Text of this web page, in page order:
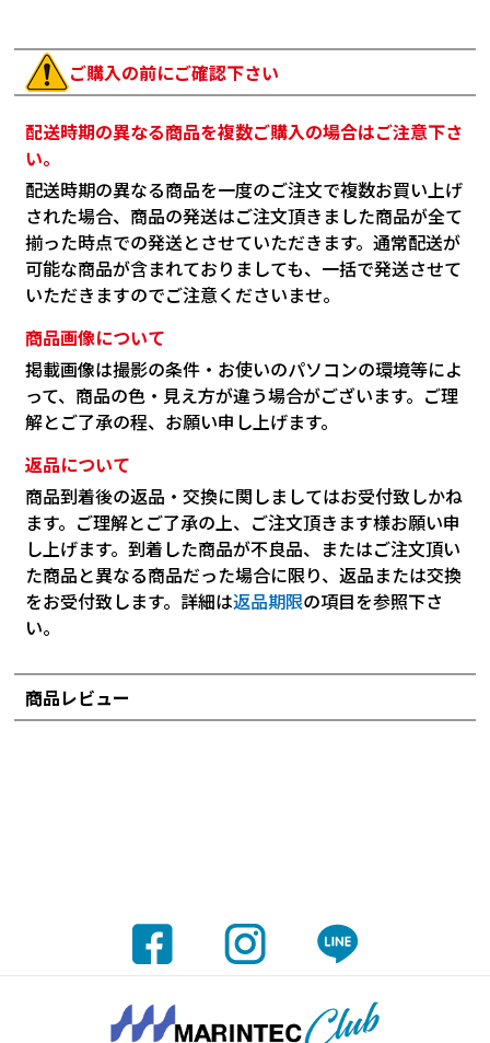
ご購入の前にご確認下さい
配送時期の異なる商品を複数ご購入の場合はご注意下さ
い。
配送時期の異なる商品を一度のご注文で複数お買い上げ
された場合、商品の発送はご注文頂きました商品が全て
揃った時点での発送とさせていただきます。通常配送が
可能な商品が含まれておりましても、一括で発送させて
いただきますのでご注意くださいませ。
商品画像について
掲載画像は撮影の条件・お使いのパソコンの環境等によ
って、商品の色・見え方が違う場合がございます。ご理
解とご了承の程、お願い申し上げます。
返品について
商品到着後の返品・交換に関しましてはお受付致しかね
ます。ご理解とご了承の上、ご注文頂きます様お願い申
し上げます。到着した商品が不良品、またはご注文頂い
た商品と異なる商品だった場合に限り、返品または交換
をお受付致します。詳細は返品期限の項目を参照下さ
い。
商品レビュー